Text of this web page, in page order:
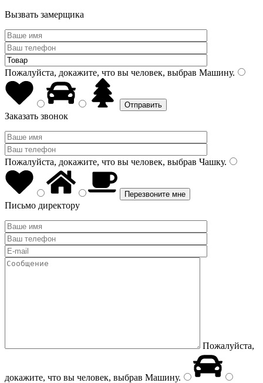
Вызвать замерщика
Пожалуйста, докажите, что вы человек, выбрав Машину.
Заказать звонок
Пожалуйста, докажите, что вы человек, выбрав Чашку.
Письмо директору
Пожалуйста,
докажите, что вы человек, выбрав Машину.